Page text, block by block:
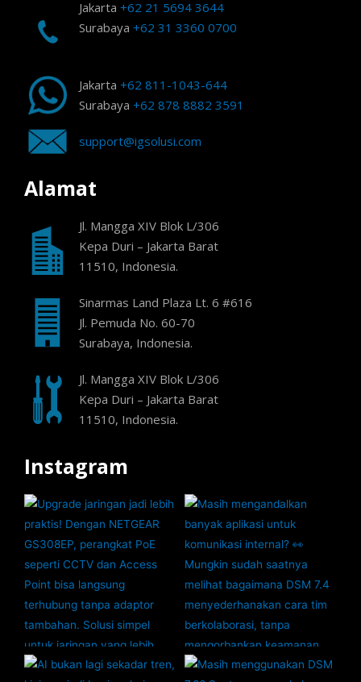
Jakarta +62 21 5694 3644
Surabaya +62 31 3360 0700
Jakarta +62 811-1043-644
Surabaya +62 878 8882 3591
support@igsolusi.com
Alamat
Jl. Mangga XIV Blok L/306
Kepa Duri – Jakarta Barat
11510, Indonesia.
Sinarmas Land Plaza Lt. 6 #616
Jl. Pemuda No. 60-70
Surabaya, Indonesia.
Jl. Mangga XIV Blok L/306
Kepa Duri – Jakarta Barat
11510, Indonesia.
Instagram